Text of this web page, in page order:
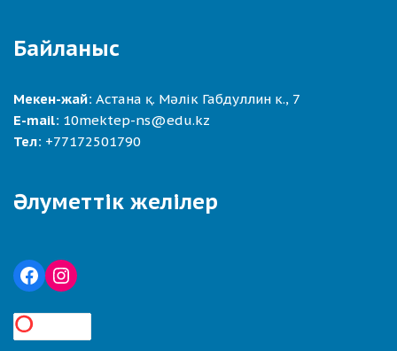
Байланыс
Мекен-жай: Астана қ. Мәлік Габдуллин к., 7
E-mail: 10mektep-ns@edu.kz
Тел: +77172501790
Әлуметтік желілер